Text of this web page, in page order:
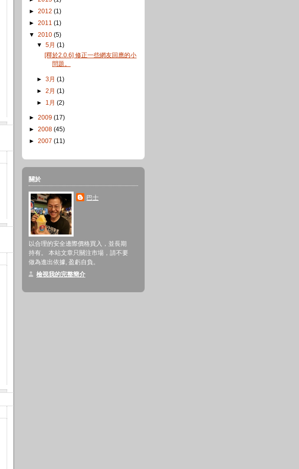
► 2012 (1)
► 2011 (1)
▼ 2010 (5)
▼ 5月 (1)
[釋於2.0.6] 修正一些網友回應的小
問題。
► 3月 (1)
► 2月 (1)
► 1月 (2)
► 2009 (17)
► 2008 (45)
► 2007 (11)
關於
巴士
以合理的安全邊際價格買入，並長期
持有。 本站文章只關注市場，請不要
做為進出依據, 盈虧自負。
檢視我的完整簡介